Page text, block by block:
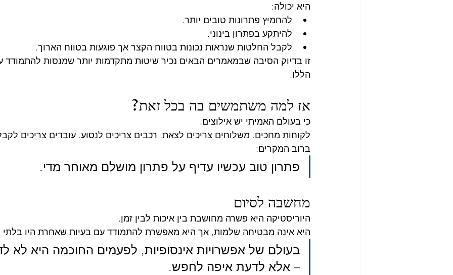
היא יכולה:
להחמיץ פתרונות טובים יותר.
להיתקע בפתרון בינוני.
לקבל החלטות שנראות נכונות בטווח הקצר אך פוגעות בטווח הארוך.
זו בדיוק הסיבה שבמאמרים הבאים נכיר שיטות מתקדמות יותר שמנסות
הללו.
אז למה משתמשים בה בכל זאת?
כי בעולם האמיתי יש אילוצים.
לקוחות מחכים. משלוחים צריכים לצאת. רכבים צריכים לנסוע. עובדים צריכים
ברוב המקרים:
פתרון טוב עכשיו עדיף על פתרון מושלם מאוחר מדי.
מחשבה לסיום
היוריסטיקה היא פשרה מחושבת בין איכות לבין זמן.
היא אינה מבטיחה שלמות, אך היא מאפשרת להתמודד עם בעיות שאחרת היו בלתי
בעולם של אפשרויות אינסופיות, לפעמים החוכמה היא לא
– אלא לדעת איפה לחפש.